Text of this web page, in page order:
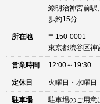
線明治神宮前駅
歩約15分
所在地
〒150-0001
東京都渋谷区神
営業時間 12:00～19:30
定休日 火曜日・水曜日
駐車場
駐車場のご用意